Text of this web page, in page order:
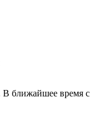
В ближайшее время с